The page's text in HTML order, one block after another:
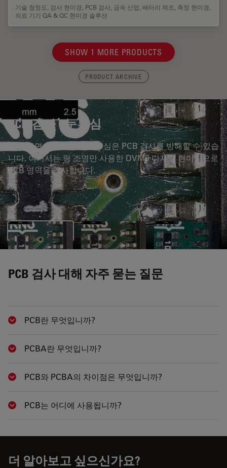
기술 청정도 검사 현미경 PCB 검사 금속 산업 배터리 제조 측정 현미경
의료 기기 QA & QC 현미경 솔루션
SHOW 1 MORE PRODUCTS
PRODUCT ARCHIVE
PCB 검사 - 눈부심
반사 표면이 일으키는 눈부심은 PCB 검사를 방해할 수 있습
니다. 여기서는 링 조명만 사용한 DVM6 디지털 현미경으로
PCB 영역을 검사합니다.
PCB 검사 대해 자주 묻는 질문
Show answer
PCB란 무엇입니까?
Show answer
PCBA란 무엇입니까?
Show answer
PCB와 PCBA의 차이점은 무엇입니까?
Show answer
PCB는 어디에 사용됩니까?
더 알아보고 싶으신가요?